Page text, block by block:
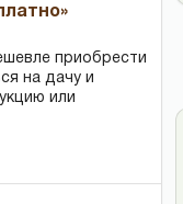
приобрести
на дачу и
или